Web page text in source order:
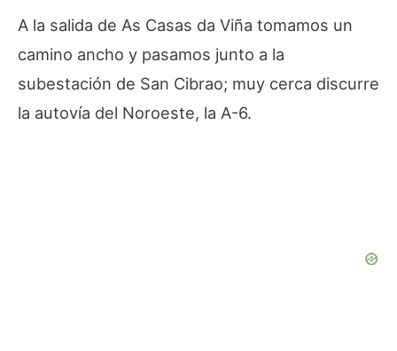
A la salida de As Casas da Viña tomamos un
camino ancho y pasamos junto a la
subestación de San Cibrao; muy cerca discurre
la autovía del Noroeste, la A-6.